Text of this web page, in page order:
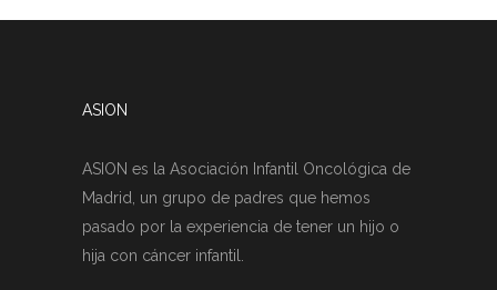
ASION
ASION es la Asociación Infantil Oncológica de
Madrid, un grupo de padres que hemos
pasado por la experiencia de tener un hijo o
hija con cáncer infantil.